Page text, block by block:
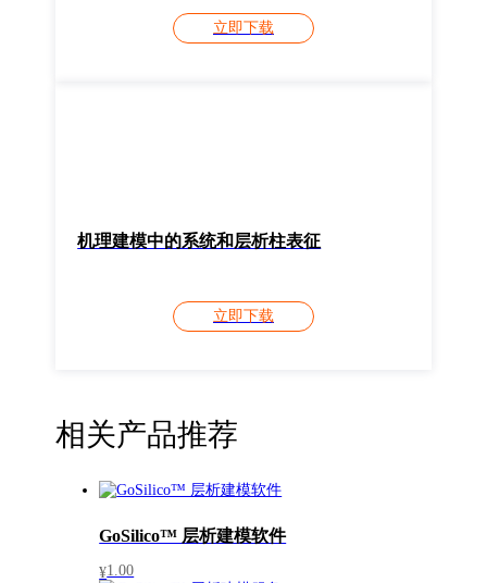
立即下载
机理建模中的系统和层析柱表征
立即下载
相关产品推荐
GoSilico™ 层析建模软件
¥1.00